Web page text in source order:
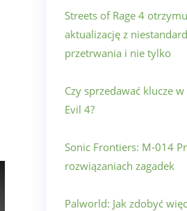
Streets of Rage 4
aktualizację z
przetrwania i nie tylko
Czy sprzedawać klucze
Evil 4?
Sonic Frontiers: M-014
rozwiązaniach zagadek
Palworld: Jak zdobyć